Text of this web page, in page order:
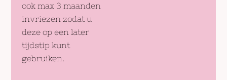
ook max 3 maanden
invriezen zodat u
deze op een later
tijdstip kunt
gebruiken.